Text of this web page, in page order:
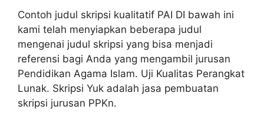
Contoh judul skripsi kualitatif PAI DI bawah ini
kami telah menyiapkan beberapa judul
mengenai judul skripsi yang bisa menjadi
referensi bagi Anda yang mengambil jurusan
Pendidikan Agama Islam. Uji Kualitas Perangkat
Lunak. Skripsi Yuk adalah jasa pembuatan
skripsi jurusan PPKn.